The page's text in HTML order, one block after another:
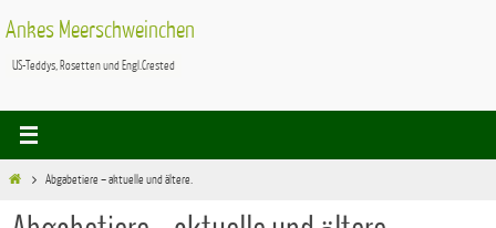
Inhalt
springen
Ankes Meerschweinchen
US-Teddys, Rosetten und Engl.Crested
Start Abgabetiere – aktuelle und ältere.